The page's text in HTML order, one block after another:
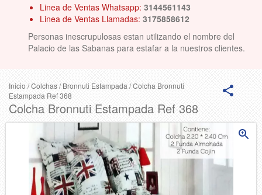
Linea de Ventas Whatsapp: 3144561143
Linea de Ventas Llamadas: 3175858612
Personas inescrupulosas estan utilizando el nombre del
Palacio de las Sabanas para estafar a la nuestros clientes.
Inicio /Colchas/ Bronnuti Estampada /Colcha Bronnuti
Estampada Ref 368
Colcha Bronnuti Estampada Ref 368